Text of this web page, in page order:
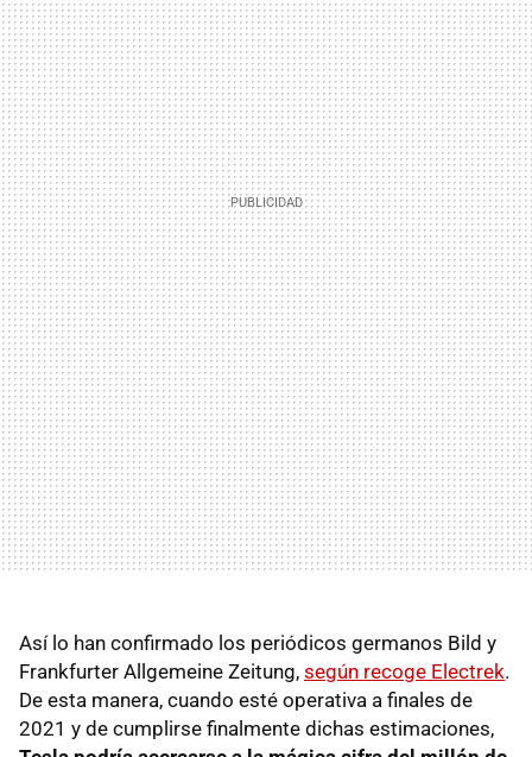
Así lo han confirmado los periódicos germanos Bild y
Frankfurter Allgemeine Zeitung, según recoge Electrek.
De esta manera, cuando esté operativa a finales de
2021 y de cumplirse finalmente dichas estimaciones,